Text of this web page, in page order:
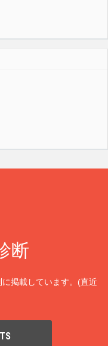
断
掲載しています。(直近